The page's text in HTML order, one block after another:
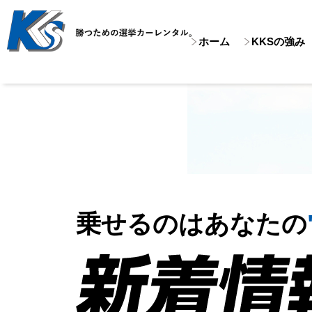
ホーム KKSの強み
乗せるのはあなたの